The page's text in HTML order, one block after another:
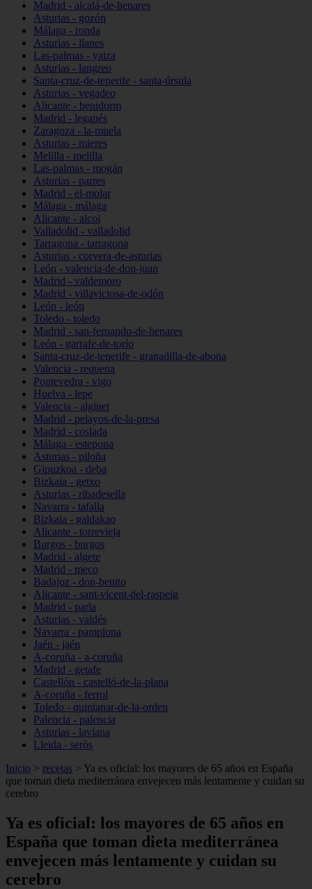
Madrid - alcalá-de-henares
Asturias - gozón
Málaga - ronda
Asturias - llanes
Las-palmas - yaiza
Asturias - langreo
Santa-cruz-de-tenerife - santa-úrsula
Asturias - vegadeo
Alicante - benidorm
Madrid - leganés
Zaragoza - la-muela
Asturias - mieres
Melilla - melilla
Las-palmas - mogán
Asturias - parres
Madrid - el-molar
Málaga - málaga
Alicante - alcoi
Valladolid - valladolid
Tarragona - tarragona
Asturias - corvera-de-asturias
León - valencia-de-don-juan
Madrid - valdemoro
Madrid - villaviciosa-de-odón
León - león
Toledo - toledo
Madrid - san-fernando-de-henares
León - garrafe-de-torío
Santa-cruz-de-tenerife - granadilla-de-abona
Valencia - requena
Pontevedra - vigo
Huelva - lepe
Valencia - alginet
Madrid - pelayos-de-la-presa
Madrid - coslada
Málaga - estepona
Asturias - piloña
Gipuzkoa - deba
Bizkaia - getxo
Asturias - ribadesella
Navarra - tafalla
Bizkaia - galdakao
Alicante - torrevieja
Burgos - burgos
Madrid - algete
Madrid - meco
Badajoz - don-benito
Alicante - sant-vicent-del-raspeig
Madrid - parla
Asturias - valdés
Navarra - pamplona
Jaén - jaén
A-coruña - a-coruña
Madrid - getafe
Castellón - castelló-de-la-plana
A-coruña - ferrol
Toledo - quintanar-de-la-orden
Palencia - palencia
Asturias - laviana
Lleida - seròs
Inicio > recetas > Ya es oficial: los mayores de 65 años en España
que toman dieta mediterránea envejecen más lentamente y cuidan su
cerebro
Ya es oficial: los mayores de 65 años en
España que toman dieta mediterránea
envejecen más lentamente y cuidan su
cerebro